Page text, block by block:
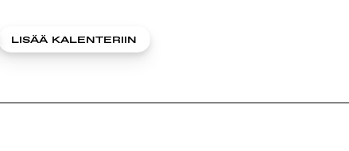
LISÄÄ KALENTERIIN